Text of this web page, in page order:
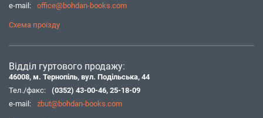
e-mail:
office@bohdan-books.com
Схема проїзду
Відділ гуртового продажу:
46008, м. Тернопіль, вул. Подільська, 44
Тел./факс:
(0352) 43-00-46, 25-18-09
e-mail:
zbut@bohdan-books.com